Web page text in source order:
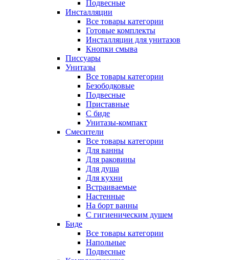
Подвесные
Инсталляции
Все товары категории
Готовые комплекты
Инсталляции для унитазов
Кнопки смыва
Писсуары
Унитазы
Все товары категории
Безободковые
Подвесные
Приставные
С биде
Унитазы-компакт
Смесители
Все товары категории
Для ванны
Для раковины
Для душа
Для кухни
Встраиваемые
Настенные
На борт ванны
С гигиеническим душем
Биде
Все товары категории
Напольные
Подвесные